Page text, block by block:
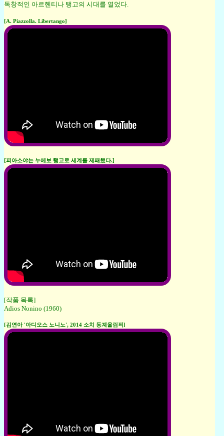
독창적인 아르헨티나 탱고의 시대를 열었다.
[A. Piazzolla. Libertango]
[피아소야는 누에보 탱고로 세계를 제패했다.]
[작품 목록]
Adios Nonino (1960)
[김연아 '아디오스 노니노', 2014 소치 동계올림픽]